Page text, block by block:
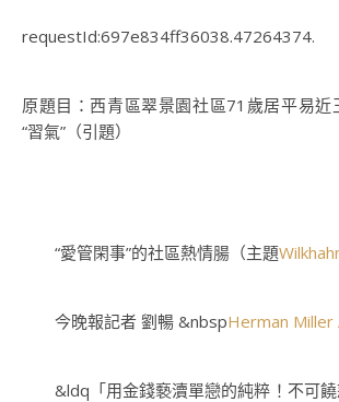
requestId:697e834ff36038.47264374.
原題目：西青區翠景園社區71歲居平易近
“習氣”（引題）
“愛管閑事”的社區熱情腸（主題
今晚報記者 劉暢 &nbspHerman Miller
&ldq「用金錢褻瀆單戀的純粹！不可